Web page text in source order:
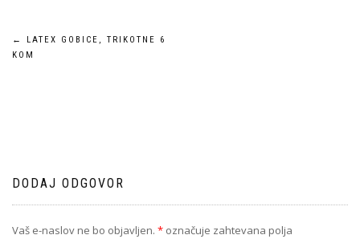
Navigacija
←
LATEX GOBICE, TRIKOTNE 6
KOM
DODAJ ODGOVOR
Vaš e-naslov ne bo objavljen. * označuje zahtevana polja